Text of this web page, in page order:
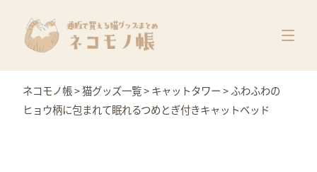
猫グッズ一覧
メーカー別
価格別
特集
ネコモノ帳>猫グッズ一覧>キャットタワー>ふわふわの
ヒョウ柄に包まれて眠れるつめとぎ付きキャットベッド